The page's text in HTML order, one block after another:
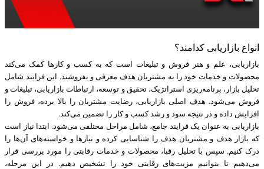
انواع بازاریابی کدامند؟
بازاریابی، علم و هنر فروش و تبلیغات است که به کسب و کارها کمک می‌کند
محصولات و خدمات خود را به مشتریان هدف معرفی و بفروشند. این فرایند شامل
تحلیل بازار، برنامه‌ریزی استراتژیک، تحقیق و توسعه، ارتباطات بازاریابی، تبلیغات و
فروش می‌شود. هدف اصلی بازاریابی، رضایت مشتریان را بالا برده، فروش را
افزایش داده و در نتیجه سود و رشد کسب و کار را تضمین می‌کند.
بازاریابی به عنوان یک فرایند جامع، شامل مراحل مختلفی می‌شود. ابتدا نیاز است
که بازار هدف و مشتریان هدف را شناسایی کرده و نیازها و خواسته‌های آن‌ها را
درک کنیم. سپس با تحلیل رقبا، محصولات و خدمات رقابتی را مورد بررسی قرار
می‌دهیم تا بتوانیم مزیت‌های رقابتی خود را تشخیص دهیم. در این مرحله،